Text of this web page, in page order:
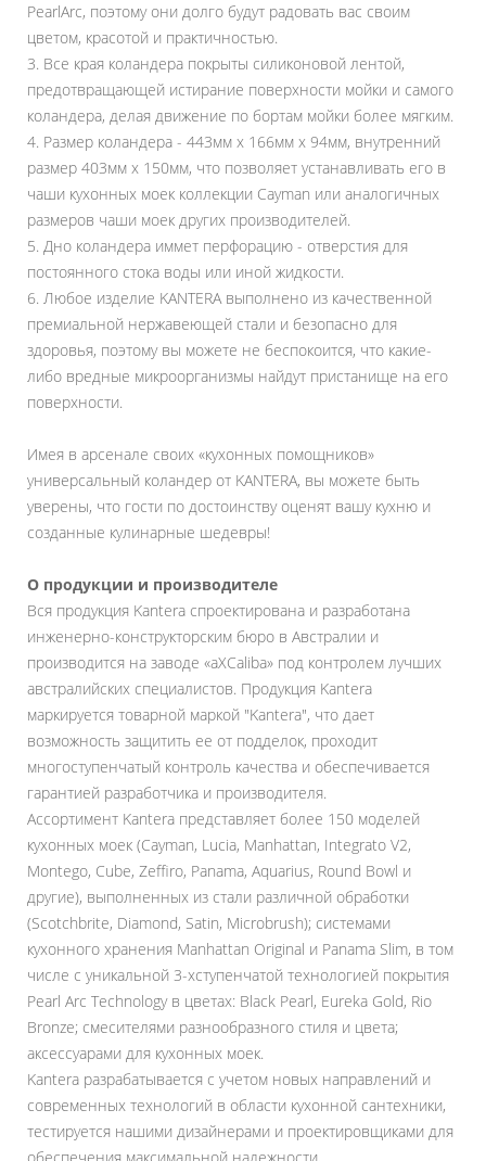
PearlArc, поэтому они долго будут радовать вас своим
цветом, красотой и практичностью.
3. Все края коландера покрыты силиконовой лентой,
предотвращающей истирание поверхности мойки и самого
коландера, делая движение по бортам мойки более мягким.
4. Размер коландера - 443мм x 166мм х 94мм, внутренний
размер 403мм x 150мм, что позволяет устанавливать его в
чаши кухонных моек коллекции Cayman или аналогичных
размеров чаши моек других производителей.
5. Дно коландера иммет перфорацию - отверстия для
постоянного стока воды или иной жидкости.
6. Любое изделие KANTERA выполнено из качественной
премиальной нержавеющей стали и безопасно для
здоровья, поэтому вы можете не беспокоится, что какие-
либо вредные микроорганизмы найдут пристанище на его
поверхности.
Имея в арсенале своих «кухонных помощников»
универсальный коландер от KANTERA, вы можете быть
уверены, что гости по достоинству оценят вашу кухню и
созданные кулинарные шедевры!
О продукции и производителе
Вся продукция Kantera спроектирована и разработана
инженерно-конструкторским бюро в Австралии и
производится на заводе «aXCaliba» под контролем лучших
австралийских специалистов. Продукция Kantera
маркируется товарной маркой "Kantera", что дает
возможность защитить ее от подделок, проходит
многоступенчатый контроль качества и обеспечивается
гарантией разработчика и производителя.
Ассортимент Kantera представляет более 150 моделей
кухонных моек (Cayman, Lucia, Manhattan, Integrato V2,
Montego, Cube, Zeffiro, Panama, Aquarius, Round Bowl и
другие), выполненных из стали различной обработки
(Scotchbrite, Diamond, Satin, Microbrush); системами
кухонного хранения Manhattan Original и Panama Slim, в том
числе с уникальной 3-хступенчатой технологией покрытия
Pearl Arc Technology в цветах: Black Pearl, Eureka Gold, Rio
Bronze; смесителями разнообразного стиля и цвета;
аксессуарами для кухонных моек.
Kantera разрабатывается с учетом новых направлений и
современных технологий в области кухонной сантехники,
тестируется нашими дизайнерами и проектировщиками для